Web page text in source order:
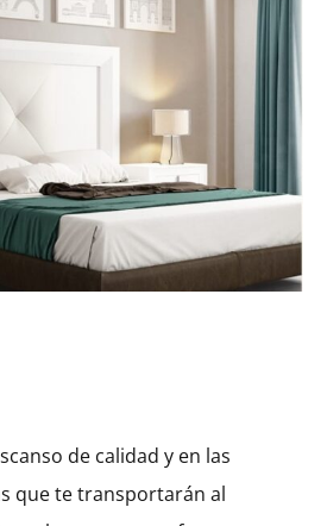
de calidad y en las
que te transportarán al